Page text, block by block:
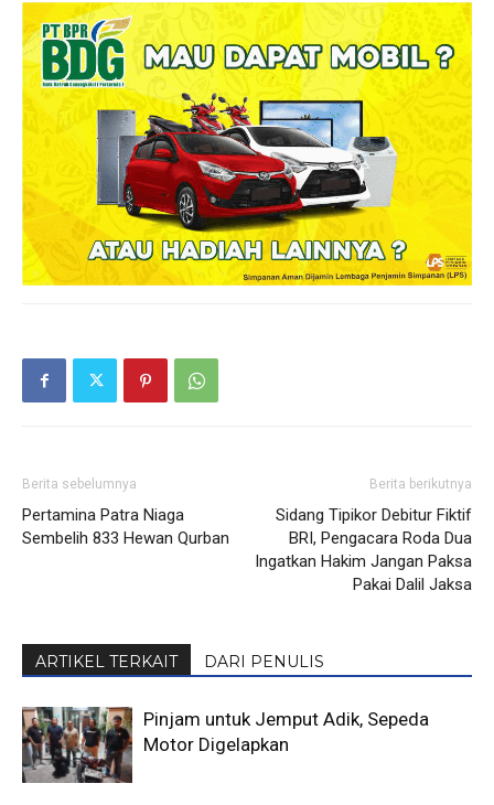
Berita sebelumnya
Pertamina Patra Niaga
Sembelih 833 Hewan Qurban
Berita berikutnya
Sidang Tipikor Debitur Fiktif
BRI, Pengacara Roda Dua
Ingatkan Hakim Jangan Paksa
Pakai Dalil Jaksa
ARTIKEL TERKAIT DARI PENULIS
Pinjam untuk Jemput Adik, Sepeda
Motor Digelapkan